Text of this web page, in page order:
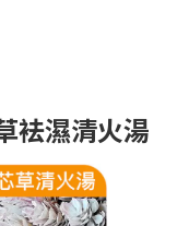
袪濕清火湯